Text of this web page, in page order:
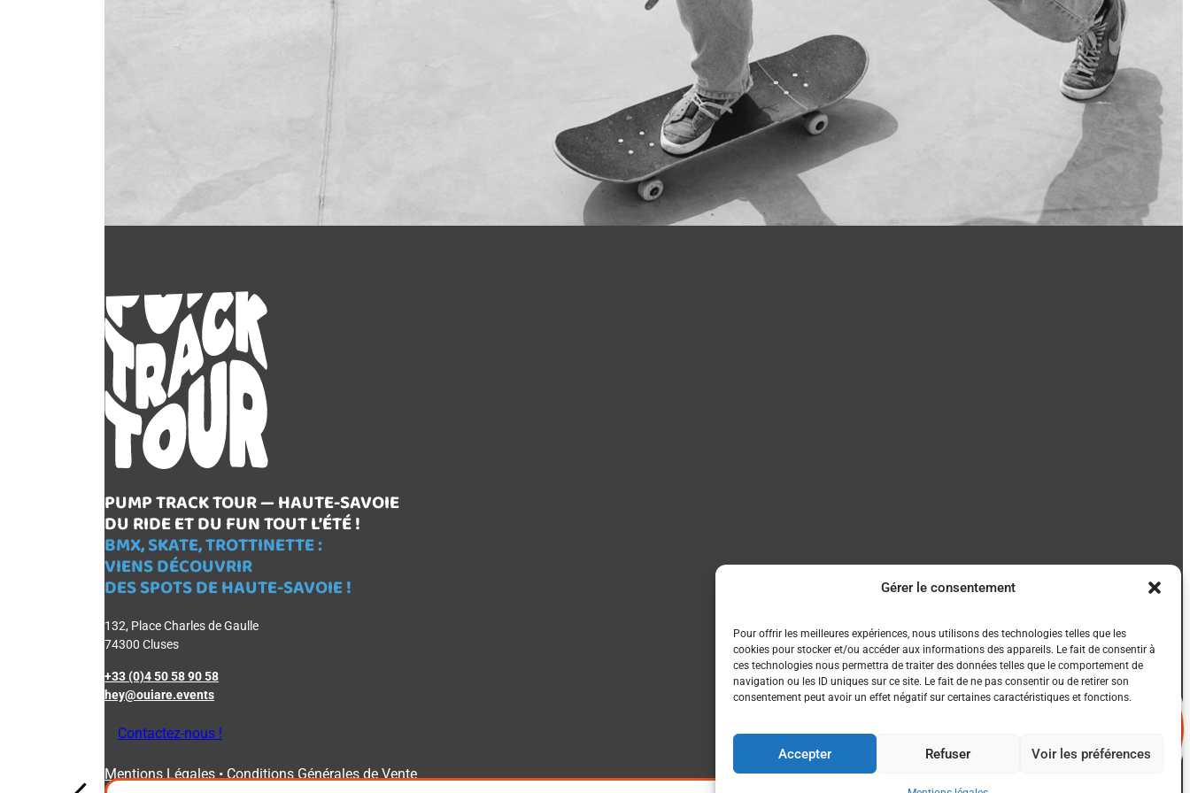
Gérer le consentement
Pour offrir les meilleures expériences, nous utilisons des technologies telles que les
cookies pour stocker et/ou accéder aux informations des appareils. Le fait de consentir à
ces technologies nous permettra de traiter des données telles que le comportement de
navigation ou les ID uniques sur ce site. Le fait de ne pas consentir ou de retirer son
consentement peut avoir un effet négatif sur certaines caractéristiques et fonctions.
Accepter Refuser Voir les préférences
PUMP TRACK TOUR — HAUTE-SAVOIE
DU RIDE ET DU FUN TOUT L’ÉTÉ !
BMX, SKATE, TROTTINETTE :
VIENS DÉCOUVRIR
DES SPOTS DE HAUTE-SAVOIE !
132, Place Charles de Gaulle
74300 Cluses
+33 (0)4 50 58 90 58
hey@ouiare.events
Contactez-nous !
Mentions Légales • Conditions Générales de Vente